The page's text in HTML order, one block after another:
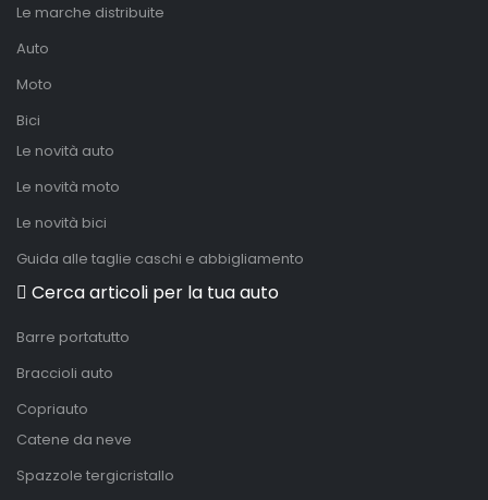
Le marche distribuite
Auto
Moto
Bici
Le novità auto
Le novità moto
Le novità bici
Guida alle taglie caschi e abbigliamento
Cerca articoli per la tua auto
Barre portatutto
Braccioli auto
Copriauto
Catene da neve
Spazzole tergicristallo